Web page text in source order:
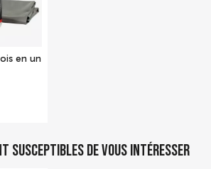
en un
susceptibles de vous intéresser